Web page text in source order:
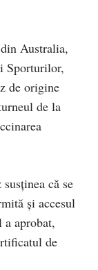
Australia,
Sporturilor,
de origine
de la
că se
și accesul
aprobat,
de